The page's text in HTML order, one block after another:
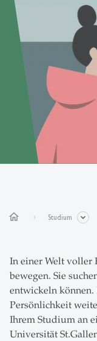
home Studium
In einer Welt voller
bewegen. Sie
entwickeln
Persönlichkeit
Ihrem Studium an
Universität